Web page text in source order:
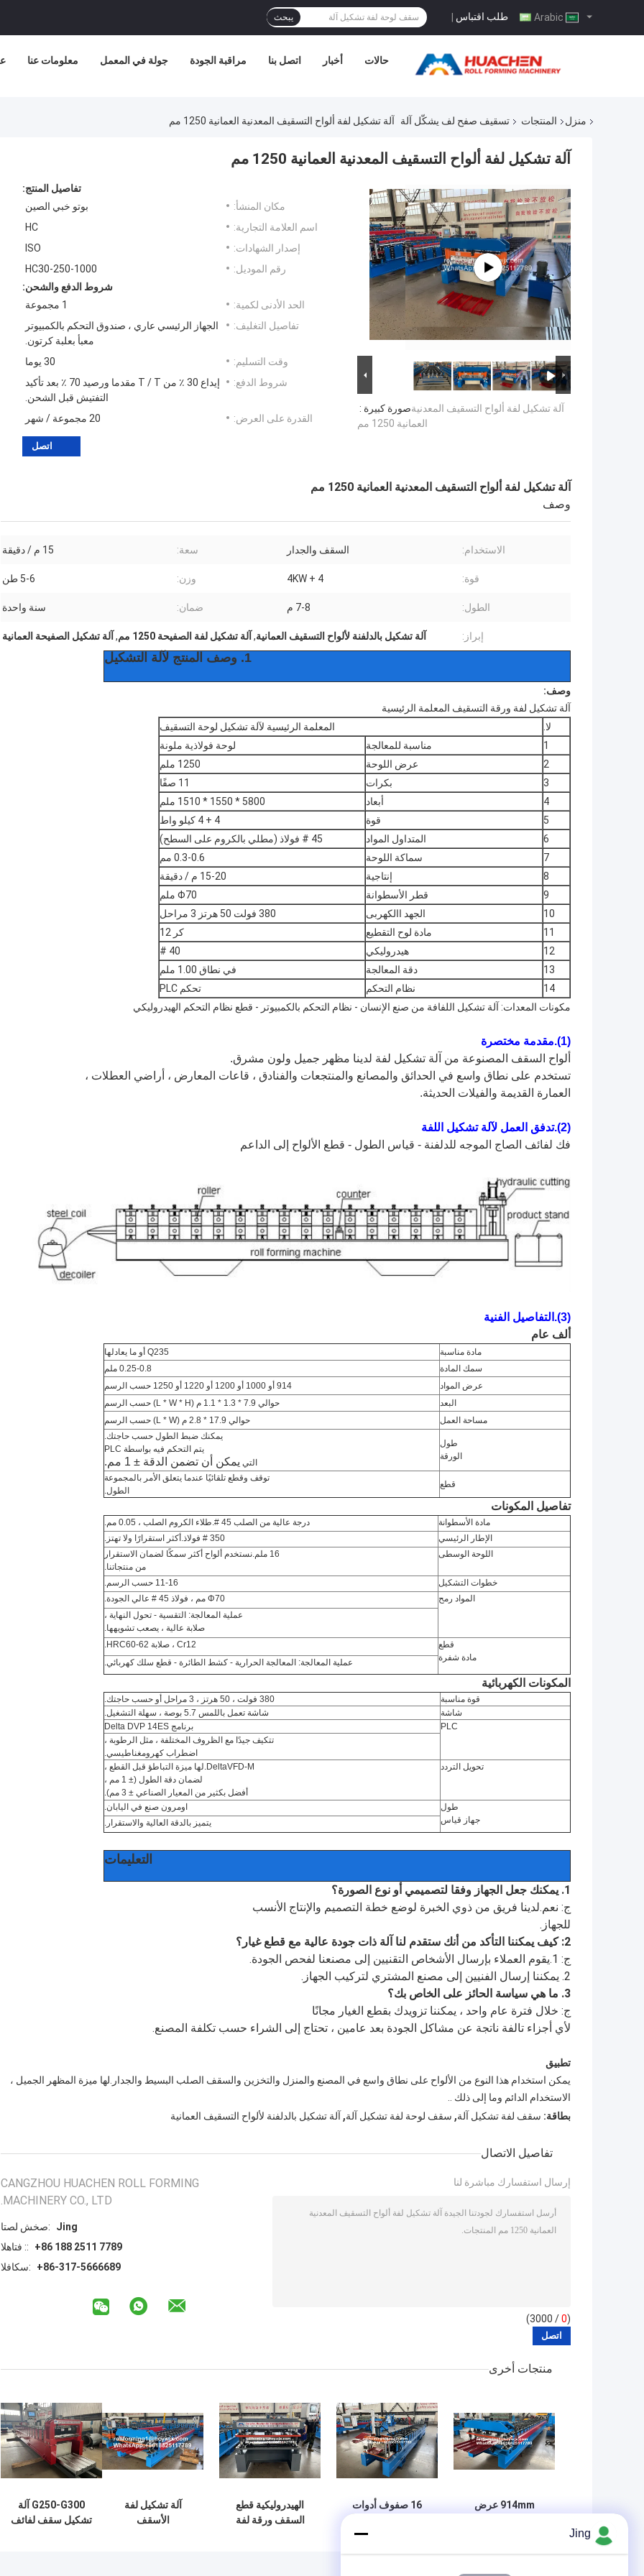
طلب اقتباس | يبحث
معلومات عنا جولة في المعمل مراقبة الجودة اتصل بنا أخبار حالات
منزل المنتجات تسقيف صفح لف يشكّل آلة آلة تشكيل لفة ألواح التسقيف المعدنية العمانية 1250 مم
آلة تشكيل لفة ألواح التسقيف المعدنية العمانية 1250 مم
صورة كبيرة :آلة تشكيل لفة ألواح التسقيف المعدنية
العمانية 1250 مم
تفاصيل المنتج:
مكان المنشأ:
بوتو خبي الصين
اسم العلامة التجارية:
HC
إصدار الشهادات:
ISO
رقم الموديل:
HC30-250-1000
شروط الدفع والشحن:
الحد الأدنى لكمية:
1 مجموعة
تفاصيل التغليف:
الجهاز الرئيسي عاري ، صندوق التحكم بالكمبيوتر
معبأ بعلبة كرتون.
وقت التسليم:
30 يوما
شروط الدفع:
إيداع 30 ٪ من T / T مقدما ورصيد 70 ٪ بعد تأكيد
التفتيش قبل الشحن.
القدرة على العرض:
20 مجموعة / شهر
اتصل
آلة تشكيل لفة ألواح التسقيف المعدنية العمانية 1250 مم
وصف
الاستخدام: السقف والجدار سعة: 15 م / دقيقة
قوة: 4 + 4KW وزن: 5-6 طن
الطول: 7-8 م ضمان: سنة واحدة
إبراز: آلة تشكيل بالدلفنة لألواح التسقيف العمانية, آلة تشكيل لفة الصفيحة 1250 مم , آلة تشكيل الصفيحة العمانية
1. وصف المنتج لآلة التشكيل
وصف:
آلة تشكيل لفة ورقة التسقيف المعلمة الرئيسية
لا.
المعلمة الرئيسية لآلة تشكيل لوحة التسقيف
1
مناسبة للمعالجة
لوحة فولاذية ملونة
2
عرض اللوحة
1250 ملم
3
بكرات
11 صفًا
4
أبعاد
5800 * 1550 * 1510 ملم
5
قوة
4 + 4 كيلو واط
6
المتداول المواد
45 # فولاذ (مطلي بالكروم على السطح)
7
سماكة اللوحة
0.3-0.6 مم
8
إنتاجية
15-20 م / دقيقة
9
قطر الأسطوانة
Φ70 ملم
10
الجهد االكهربى
380 فولت 50 هرتز 3 مراحل
11
مادة لوح التقطيع
كر 12
12
هيدروليكي
40 #
13
دقة المعالجة
في نطاق 1.00 ملم
14
نظام التحكم
تحكم PLC
مكونات المعدات: آلة تشكيل اللفافة من صنع الإنسان - نظام التحكم بالكمبيوتر - قطع نظام التحكم الهيدروليكي
(1).مقدمة مختصرة
ألواح السقف المصنوعة من آلة تشكيل لفة لدينا مظهر جميل ولون مشرق.
تستخدم على نطاق واسع في الحدائق والمصانع والمنتجعات والفنادق ، قاعات المعارض ، أراضي العطلات ،
العمارة القديمة والفيلات الحديثة.
(2).تدفق العمل لآلة تشكيل اللفة
فك لفائف الصاج الموجه للدلفنة - قياس الطول - قطع الألواح إلى الداعم
(3).التفاصيل الفنية
ألف عام
مادة مناسبة
Q235 أو ما يعادلها
سمك المادة
0.25-0.8 ملم
عرض المواد
914 أو 1000 أو 1200 أو 1220 أو 1250 حسب الرسم
البعد
حوالي 7.9 * 1.3 * 1.1 م (L * W * H)
حسب الرسم
مساحة العمل
حوالي 17.9 * 2.8 م (L * W) حسب الرسم
طول
الورقة
يمكنك ضبط الطول حسب حاجتك.
يتم التحكم فيه بواسطة PLC
التي يمكن أن تضمن الدقة ± 1 مم.
قطع
توقف وقطع تلقائيًا عندما يتعلق الأمر بالمجموعة
الطول.
تفاصيل المكونات
مادة الأسطوانة
درجة عالية من الصلب 45 #.طلاء الكروم الصلب ، 0.05 مم.
الإطار الرئيسي
350 # فولاذ.أكثر استقرارًا ولا تهتز.
اللوحة الوسطى
16 ملم.نستخدم ألواح أكثر سمكًا لضمان الاستقرار
من منتجاتنا.
خطوات التشكيل
11-16 حسب الرسم.
المواد رمح
Φ70 مم ، فولاذ 45 # عالي الجودة.
عملية المعالجة: التقسية - تحول النهاية ،
صلابة عالية ، يصعب تشويهها.
قطع
مادة شفرة
Cr12 ، صلابة HRC60-62.
عملية المعالجة: المعالجة الحرارية - كشط الطائرة - قطع سلك كهربائي.
المكونات الكهربائية
قوة مناسبة
380 فولت ، 50 هرتز ، 3 مراحل أو حسب حاجتك.
شاشة
شاشة تعمل باللمس 5.7 بوصة ، سهلة التشغيل.
PLC
برنامج Delta DVP 14ES
تتكيف جيدًا مع الظروف المختلفة ، مثل الرطوبة ،
اضطراب كهرومغناطيسي.
تحويل التردد
DeltaVFD-M.لها ميزة التباطؤ قبل القطع ،
لضمان دقة الطول (± 1 مم ،
أفضل بكثير من المعيار الصناعي ± 3 مم).
طول
جهاز قياس
اومرون صنع في اليابان.
يتميز بالدقة العالية والاستقرار.
التعليمات
1. يمكنك جعل الجهاز وفقا لتصميمي أو نوع الصورة؟
ج: نعم.لدينا فريق من ذوي الخبرة لوضع خطة التصميم والإنتاج الأنسب
للجهاز.
2: كيف يمكننا التأكد من أنك ستقدم لنا آلة ذات جودة عالية مع قطع غيار؟
ج: 1.يقوم العملاء بإرسال الأشخاص التقنيين إلى مصنعنا لفحص الجودة.
2. يمكننا إرسال الفنيين إلى مصنع المشتري لتركيب الجهاز.
3. ما هي سياسة الحائز على الخاص بك؟
ج: خلال فترة عام واحد ، يمكننا تزويدك بقطع الغيار مجانًا
لأي أجزاء تالفة ناتجة عن مشاكل الجودة بعد عامين ، تحتاج إلى الشراء حسب تكلفة المصنع.
تطبيق
يمكن استخدام هذا النوع من الألواح على نطاق واسع في المصنع والمنزل والتخزين والسقف الصلب البسيط والجدار.لها ميزة المظهر الجميل ،
الاستخدام الدائم وما إلى ذلك ..
بطاقة: سقف لفة تشكيل آلة, سقف لوحة لفة تشكيل آلة, آلة تشكيل بالدلفنة لألواح التسقيف العمانية
تفاصيل الاتصال
CANGZHOU HUACHEN ROLL FORMING
MACHINERY CO., LTD.
اتصل شخص:
Jing
الهاتف ::
+86 188 2511 7789
الفاكس:
+86-317-5666689
إرسال استفسارك مباشرة لنا
(
0
/ 3000)
منتجات أخرى
914mm عرض
16 صفوف أدوات
آلة سلسلة القيادة
الهيدروليكية قطع
السقف ورقة لفة
آلة تشكيل لفة
الأسقف
G250-G300 آلة
تشكيل سقف لفائف
Jing